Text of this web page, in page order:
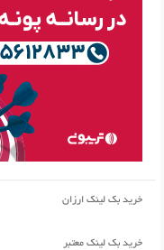
خرید بک لینک ارزان
خرید بک لینک معتبر